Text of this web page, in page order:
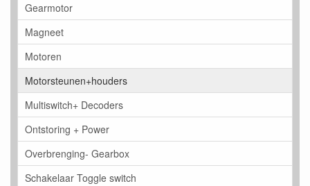
Gearmotor
Magneet
Motoren
Motorsteunen+houders
Multiswitch+ Decoders
Ontstoring + Power
Overbrenging- Gearbox
Schakelaar Toggle switch